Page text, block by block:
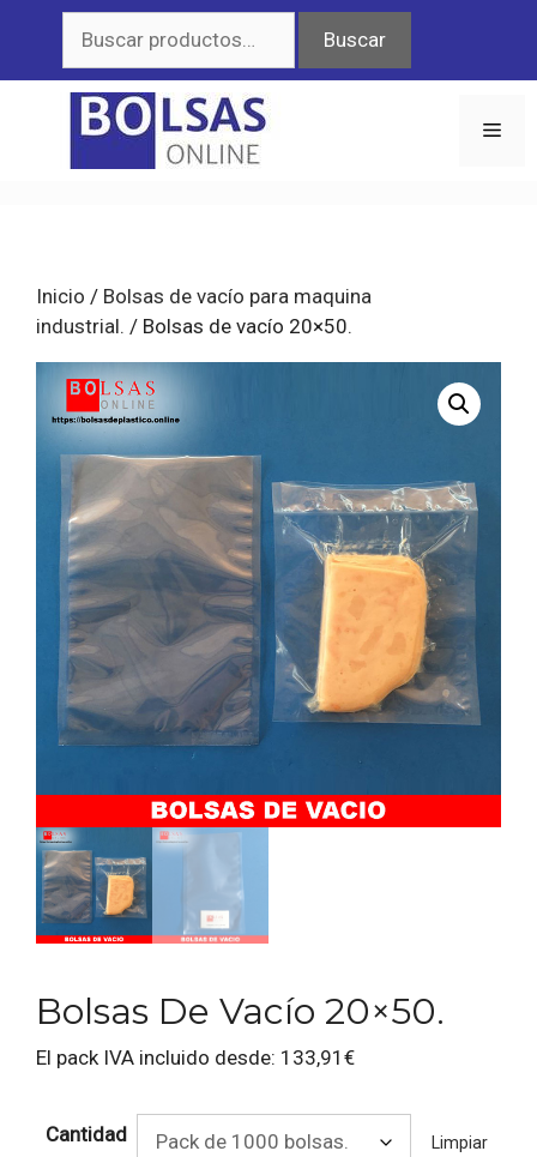
contenido
por:
Buscar
Inicio / Bolsas de vacío para maquina
industrial. / Bolsas de vacío 20×50.
Bolsas De Vacío 20×50.
El pack IVA incluido desde: 133,91 €
Cantidad Limpiar